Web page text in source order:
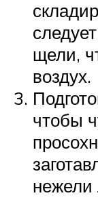
щели,
воздух.
чтобы
нежели